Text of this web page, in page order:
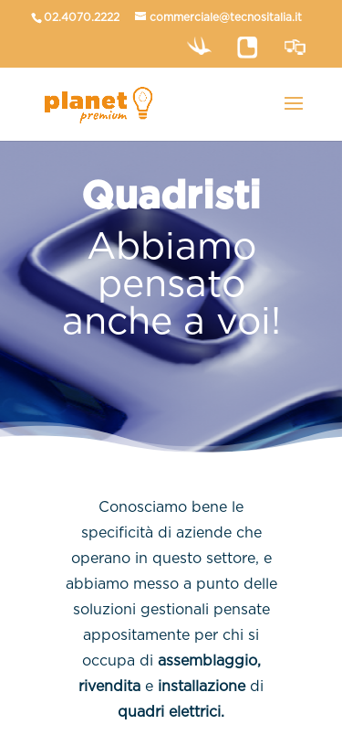
02.4070.2222 commerciale@tecnositalia.it
Quadristi
Abbiamo
pensato
anche a voi!
Conosciamo bene le
specificità di aziende che
operano in questo settore, e
abbiamo messo a punto delle
soluzioni gestionali pensate
appositamente per chi si
occupa di assemblaggio,
rivendita e installazione di
quadri elettrici.